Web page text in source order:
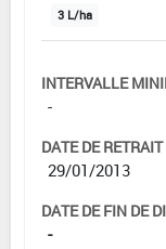
3 L/ha
INTERVALLE
-
DATE DE
29/01/2013
DATE DE FIN DE
-